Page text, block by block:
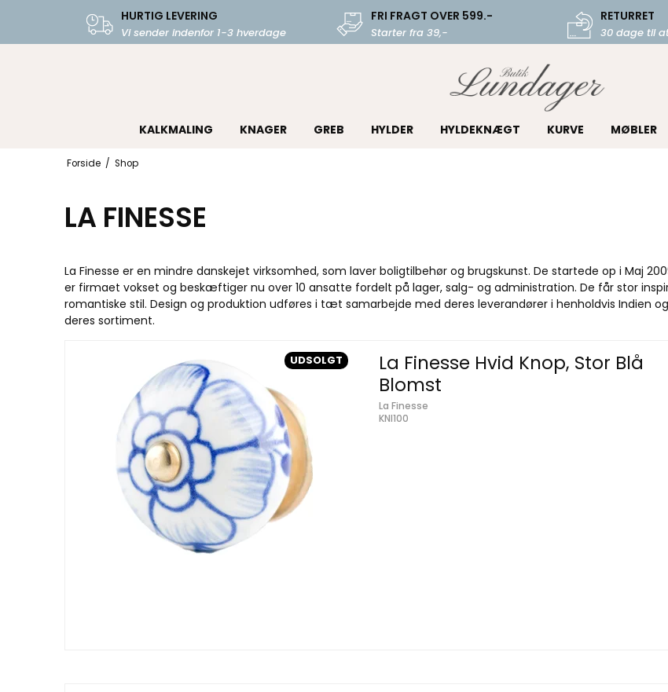
HURTIG LEVERING
Vi sender indenfor 1-3 hverdage
FRI FRAGT OVER 599.-
Starter fra 39,-
RETURRET
30 dage til
KALKMALING KNAGER GREB HYLDER HYLDEKNÆGT KURVE MØBLER
Forside / Shop
LA FINESSE
La Finesse er en mindre danskejet virksomhed, som laver boligtilbehør og brugskunst. De startede op i Maj
er firmaet vokset og beskæftiger nu over 10 ansatte fordelt på lager, salg- og administration. De får stor
romantiske stil. Design og produktion udføres i tæt samarbejde med deres leverandører i henholdvis Indien
deres sortiment.
UDSOLGT
La Finesse Hvid Knop, Stor Blå
Blomst
La Finesse
KNI100